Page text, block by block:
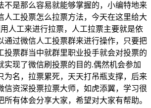
不是那么容易就能够掌握的，小编特地来
人工投票怎么拉票方法，今天在这里给大
人工来进行拉票，人工拉票主要就是依
通过微信人工投票群来进行操作，只要把
投票群当中就群里职业投手就会对投票的
实现了微信刷投票的目的.偶然机会参加
为名，拉票累死，天天打吊瓶支撑，后来
信资深投票拉票大师，如虎添翼，学习很
所有体会分享大家，希望对大家有帮助。